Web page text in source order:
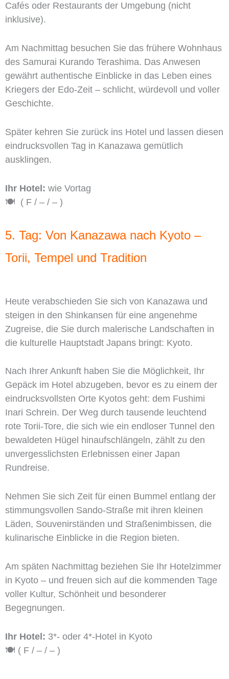
Cafés oder Restaurants der Umgebung (nicht
inklusive).
Am Nachmittag besuchen Sie das frühere Wohnhaus
des Samurai Kurando Terashima. Das Anwesen
gewährt authentische Einblicke in das Leben eines
Kriegers der Edo-Zeit – schlicht, würdevoll und voller
Geschichte.
Später kehren Sie zurück ins Hotel und lassen diesen
eindrucksvollen Tag in Kanazawa gemütlich
ausklingen.
Ihr Hotel: wie Vortag
🍽️ ( F / – / – )
5. Tag: Von Kanazawa nach Kyoto –
Torii, Tempel und Tradition
Heute verabschieden Sie sich von Kanazawa und
steigen in den Shinkansen für eine angenehme
Zugreise, die Sie durch malerische Landschaften in
die kulturelle Hauptstadt Japans bringt: Kyoto.
Nach Ihrer Ankunft haben Sie die Möglichkeit, Ihr
Gepäck im Hotel abzugeben, bevor es zu einem der
eindrucksvollsten Orte Kyotos geht: dem Fushimi
Inari Schrein. Der Weg durch tausende leuchtend
rote Torii-Tore, die sich wie ein endloser Tunnel den
bewaldeten Hügel hinaufschlängeln, zählt zu den
unvergesslichsten Erlebnissen einer Japan
Rundreise.
Nehmen Sie sich Zeit für einen Bummel entlang der
stimmungsvollen Sando-Straße mit ihren kleinen
Läden, Souvenirständen und Straßenimbissen, die
kulinarische Einblicke in die Region bieten.
Am späten Nachmittag beziehen Sie Ihr Hotelzimmer
in Kyoto – und freuen sich auf die kommenden Tage
voller Kultur, Schönheit und besonderer
Begegnungen.
Ihr Hotel: 3*- oder 4*-Hotel in Kyoto
🍽️ ( F / – / – )